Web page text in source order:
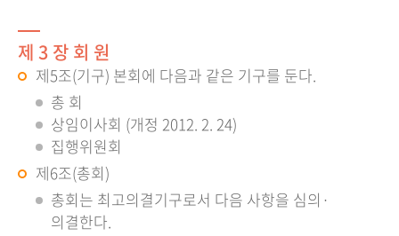
제 3 장 회 원
제5조(기구) 본회에 다음과 같은 기구를 둔다.
총 회
상임이사회 (개정 2012. 2. 24)
집행위원회
제6조(총회)
총회는 최고의결기구로서 다음 사항을 심의·
의결한다.